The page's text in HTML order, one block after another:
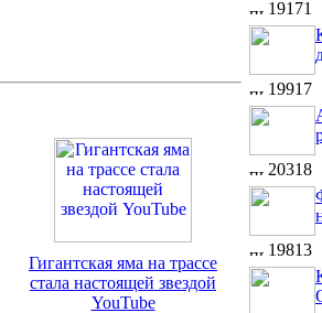
Гигантская яма на трассе
стала настоящей звездой
YouTube
19171
19917
20318
19813